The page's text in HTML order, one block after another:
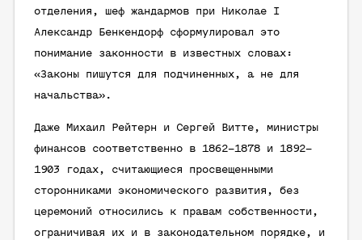
отделения, шеф жандармов при Николае I
Александр Бенкендорф сформулировал это
понимание законности в известных словах:
«Законы пишутся для подчиненных, а не для
начальства».
Даже Михаил Рейтерн и Сергей Витте, министры
финансов соответственно в 1862–1878 и 1892–
1903 годах, считающиеся просвещенными
сторонниками экономического развития, без
церемоний относились к правам собственности,
ограничивая их и в законодательном порядке, и